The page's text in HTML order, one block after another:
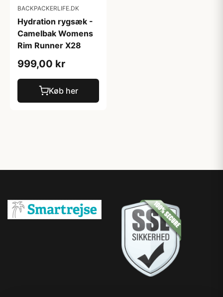
BACKPACKERLIFE.DK
Hydration rygsæk -
Camelbak Womens
Rim Runner X28
999,00 kr
Køb her